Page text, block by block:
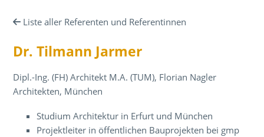
Liste aller Referenten und Referentinnen
Dr. Tilmann Jarmer
Dipl.-Ing. (FH) Architekt M.A. (TUM), Florian Nagler
Architekten, München
Studium Architektur in Erfurt und München
Projektleiter in öffentlichen Bauprojekten bei gmp